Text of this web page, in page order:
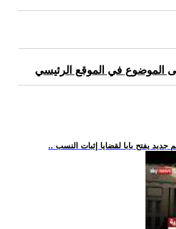
الموضوع في الموقع الرئيسي
يفتح بابا لقضايا إثبات النسب